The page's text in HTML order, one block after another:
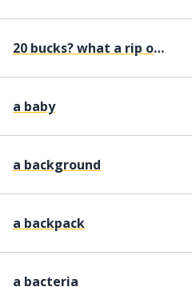
20 bucks? what a rip off!
a baby
a background
a backpack
a bacteria